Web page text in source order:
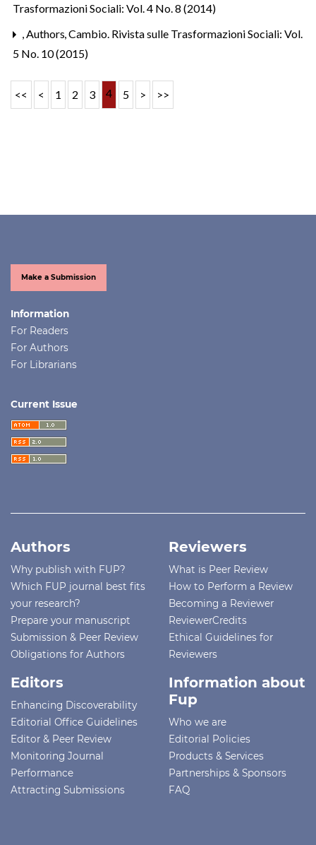
Trasformazioni Sociali: Vol. 4 No. 8 (2014)
,Authors,Cambio. Rivista sulle Trasformazioni Sociali: Vol.
5 No. 10 (2015)
<< < 1 2 3 4 5 > >>
Make a Submission
Information
For Readers
For Authors
For Librarians
Current Issue
Authors
Why publish with FUP?
Which FUP journal best fits
your research?
Prepare your manuscript
Submission & Peer Review
Obligations for Authors
Reviewers
What is Peer Review
How to Perform a Review
Becoming a Reviewer
ReviewerCredits
Ethical Guidelines for
Reviewers
Editors
Enhancing Discoverability
Editorial Office Guidelines
Editor & Peer Review
Monitoring Journal
Performance
Attracting Submissions
Information about
Fup
Who we are
Editorial Policies
Products & Services
Partnerships & Sponsors
FAQ